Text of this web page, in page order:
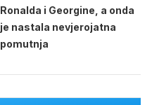
Ronalda i Georgine, a onda
je nastala nevjerojatna
pomutnja